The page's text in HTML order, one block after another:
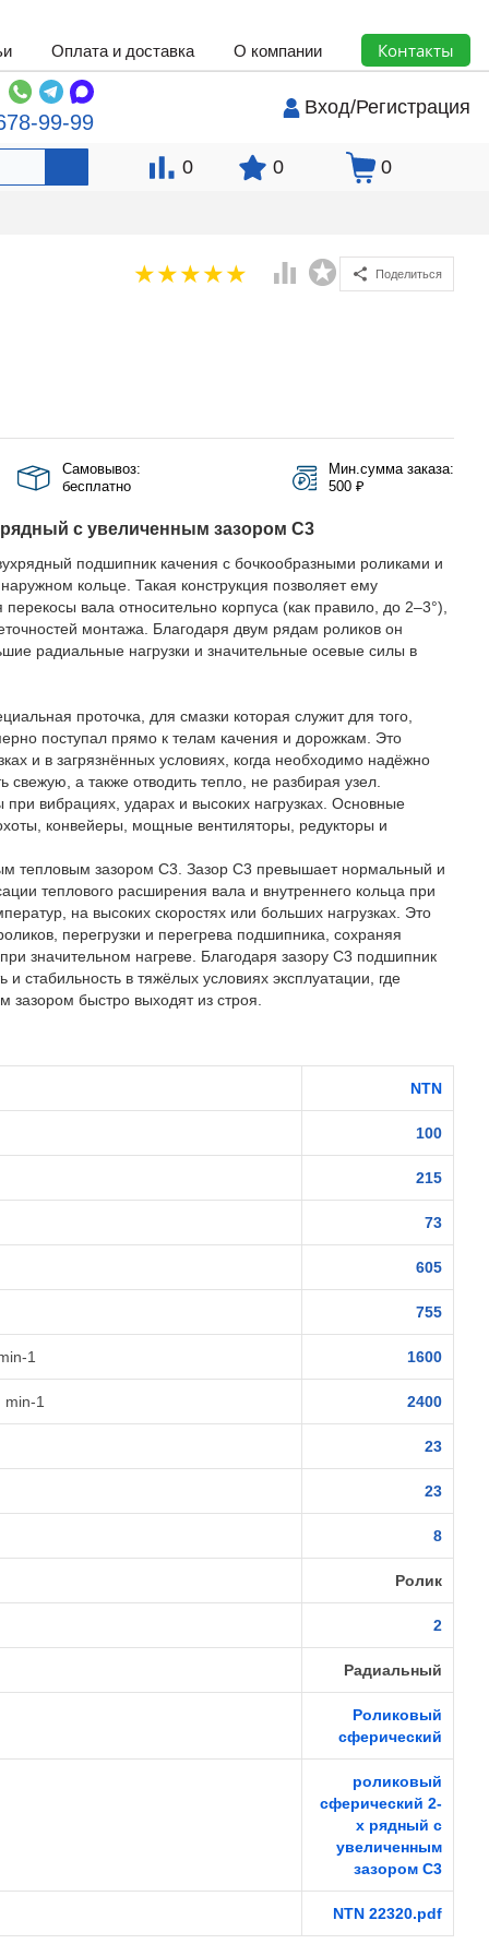
Оплата и доставка О компании Контакты
99-99
Вход/Регистрация
0 0 0
Поделиться
Самовывоз:
бесплатно
Мин.сумма заказа:
500 ₽
с увеличенным зазором C3
подшипник качения с бочкообразными роликами и
кольце. Такая конструкция позволяет ему
вала относительно корпуса (как правило, до 2–3°),
монтажа. Благодаря двум рядам роликов он
радиальные нагрузки и значительные осевые силы в
проточка, для смазки которая служит для того,
поступал прямо к телам качения и дорожкам. Это
и в загрязнённых условиях, когда необходимо надёжно
свежую, а также отводить тепло, не разбирая узел.
вибрациях, ударах и высоких нагрузках. Основные
конвейеры, мощные вентиляторы, редукторы и
тепловым зазором C3. Зазор C3 превышает нормальный и
теплового расширения вала и внутреннего кольца при
на высоких скоростях или больших нагрузках. Это
перегрузки и перегрева подшипника, сохраняя
значительном нагреве. Благодаря зазору C3 подшипник
стабильность в тяжёлых условиях эксплуатации, где
быстро выходят из строя.
NTN
100
215
73
605
755
1 1600
min-1 2400
23
23
8
Ролик
2
Радиальный
Роликовый
сферический
роликовый
сферический 2-
х рядный с
увеличенным
зазором C3
NTN 22320.pdf